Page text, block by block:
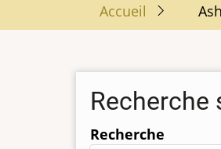
Accueil
Recherche
Recherche